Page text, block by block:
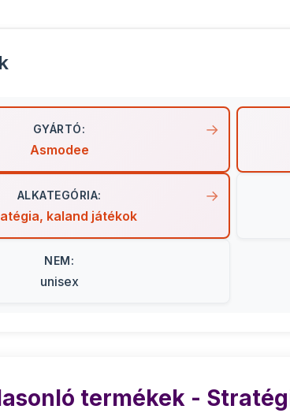
GYÁRTÓ:
Asmodee
ALKATEGÓRIA:
kaland játékok
NEM:
unisex
termékek -